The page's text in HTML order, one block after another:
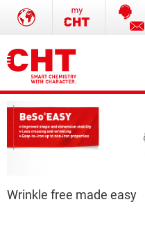
Wrinkle free made easy